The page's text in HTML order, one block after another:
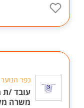
כפר הנוער
עובד /ת
משרה